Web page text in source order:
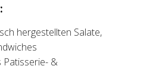
hergestellten Salate,
Patisserie- &